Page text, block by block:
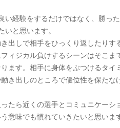
い経験をするだけではなく、勝っ
と思います。
出しで相手をひっくり返したりす
ィジカル負けするシーンはそこま
ます。相手に身体をぶつけるタイ
き出しのところで優位性を保たな
たら近くの選手とコミュニケーシ
意味でも慣れていきたいと思いま